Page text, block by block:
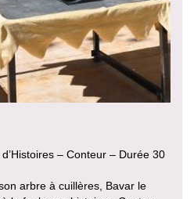
– Conteur – Durée 30
arbre à cuillères, Bavar le